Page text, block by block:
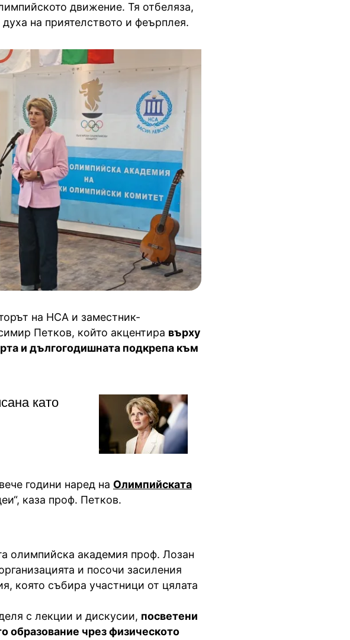
движение. Тя отбеляза,
на приятелството и феърплея.
на НСА и заместник-
Петков, който акцентира върху
и дългогодишната подкрепа към
като
години наред на Олимпийската
каза проф. Петков.
олимпийска академия проф. Лозан
и посочи засиления
която събира участници от цялата
с лекции и дискусии, посветени
образование чрез физическото